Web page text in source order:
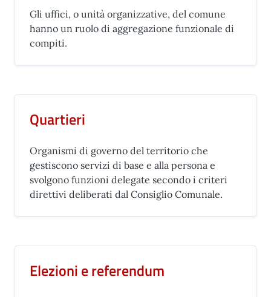
Gli uffici, o unità organizzative, del comune
hanno un ruolo di aggregazione funzionale di
compiti.
Quartieri
Organismi di governo del territorio che
gestiscono servizi di base e alla persona e
svolgono funzioni delegate secondo i criteri
direttivi deliberati dal Consiglio Comunale.
Elezioni e referendum